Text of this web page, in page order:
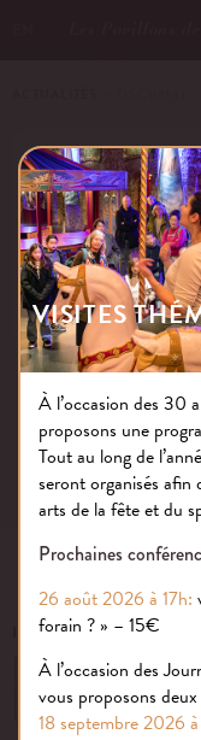
DSC08141
Publié le :
VISITES
À l’occasion des 30
proposons une
Tout au long de
seront organisés afin
arts de la fête et du
Prochaines
26 août 2026 à 17h:
forain ? » – 15€
À l’occasion des
vous proposons
18 septembre 2026
INSCRIVEZ-VOUS À